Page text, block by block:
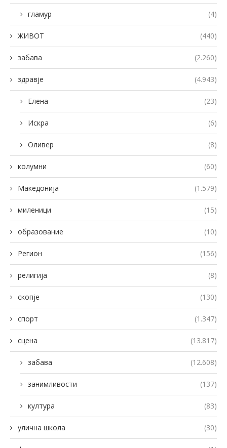
гламур (4)
ЖИВОТ (440)
забава (2.260)
здравје (4.943)
Елена (23)
Искра (6)
Оливер (8)
колумни (60)
Македонија (1.579)
миленици (15)
образование (10)
Регион (156)
религија (8)
скопје (130)
спорт (1.347)
сцена (13.817)
забава (12.608)
занимливости (137)
култура (83)
улична школа (30)